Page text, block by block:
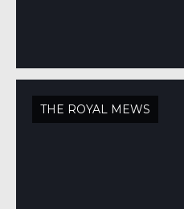
THE ROYAL MEWS